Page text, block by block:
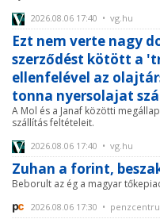
2026.08.06 17:40 • vg.hu
Ezt nem verte nagy
szerződést kötött a
ellenfelével az
tonna nyersolajat
A Mol és a Janaf közötti
szállítás feltételeit.
2026.08.06 17:40 • vg.hu
Zuhan a forint,
Beborult az ég a magyar
2026.08.06 17:30 •